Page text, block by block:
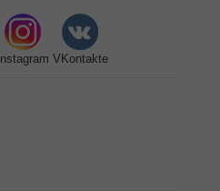
Instagram VKontakte